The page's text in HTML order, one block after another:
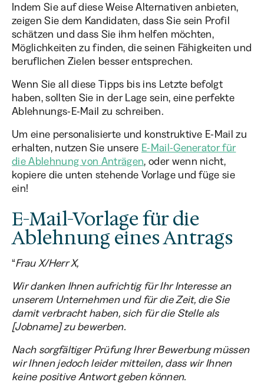
Indem Sie auf diese Weise Alternativen anbieten,
zeigen Sie dem Kandidaten, dass Sie sein Profil
schätzen und dass Sie ihm helfen möchten,
Möglichkeiten zu finden, die seinen Fähigkeiten und
beruflichen Zielen besser entsprechen.
Wenn Sie all diese Tipps bis ins Letzte befolgt
haben, sollten Sie in der Lage sein, eine perfekte
Ablehnungs-E-Mail zu schreiben.
Um eine personalisierte und konstruktive E-Mail zu
erhalten, nutzen Sie unsere E-Mail-Generator für
die Ablehnung von Anträgen, oder wenn nicht,
kopiere die unten stehende Vorlage und füge sie
ein!
E-Mail-Vorlage für die
Ablehnung eines Antrags
“Frau X/Herr X,
Wir danken Ihnen aufrichtig für Ihr Interesse an
unserem Unternehmen und für die Zeit, die Sie
damit verbracht haben, sich für die Stelle als
[Jobname] zu bewerben.
Nach sorgfältiger Prüfung Ihrer Bewerbung müssen
wir Ihnen jedoch leider mitteilen, dass wir Ihnen
keine positive Antwort geben können.